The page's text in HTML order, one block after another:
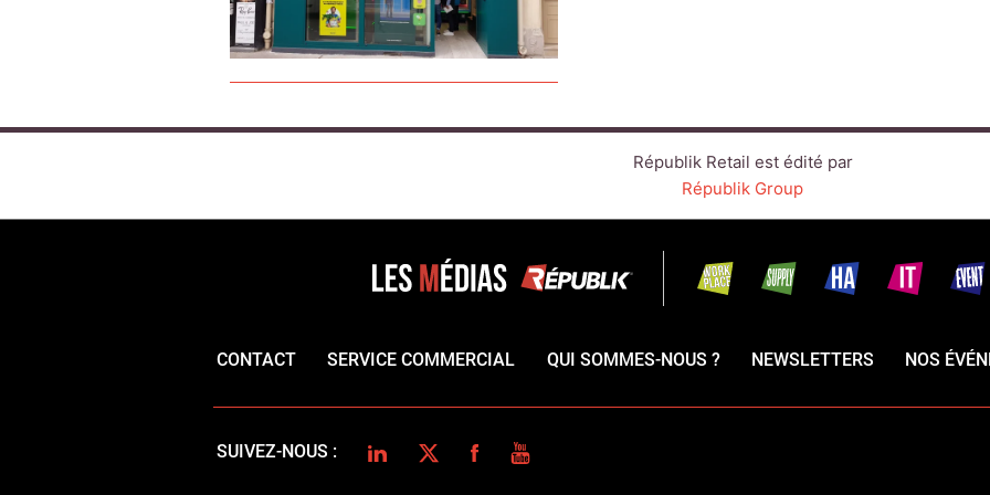
Républik Retail est édité par
Républik Group
CONTACT SERVICE COMMERCIAL QUI SOMMES-NOUS ? NEWSLETTERS NOS
SUIVEZ-NOUS : LINKEDINTWITTERFACEBOOK
YOUTUBE